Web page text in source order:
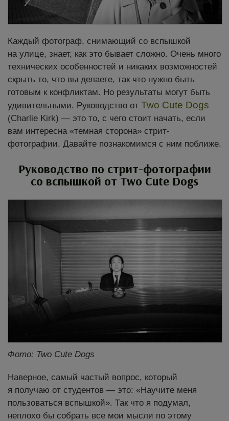
Каждый фотограф, снимающий со вспышкой
на улице, знает, как это бывает сложно. Очень много
технических особенностей и никаких возможностей
скрыть то, что вы делаете, так что нужно быть
готовым к конфликтам. Но результаты могут быть
удивительными. Руководство от Two Cute Dogs
(Charlie Kirk) — это то, с чего стоит начать, если
вам интересна «темная сторона» стрит-
фотографии. Давайте познакомимся с ним поближе.
Руководство по стрит-фотографии
со вспышкой от Two Cute Dogs
Фото: Two Cute Dogs
Наверное, самый частый вопрос, который
я получаю от студентов — это: «Научите меня
пользоваться вспышкой». Так что я подумал,
неплохо бы собрать все мои мысли по этому